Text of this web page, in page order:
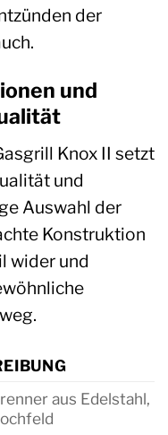
der
und
Knox II setzt
und
Auswahl der
Konstruktion
wider und
aus Edelstahl,